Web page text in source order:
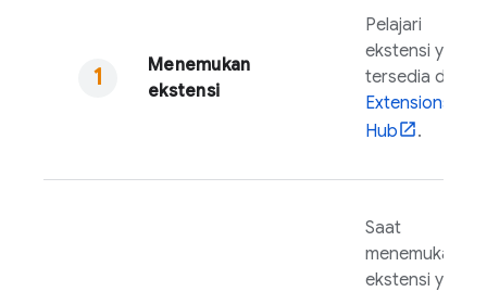
Menemukan
ekstensi
Pelajari
ekstensi yang
tersedia di
Extensions
Hub
.
Saat
menemukan
ekstensi yang